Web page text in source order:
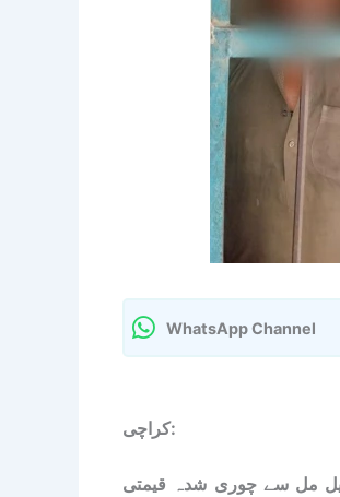
WhatsApp Channel
کراچی:
مل سے چوری شدہ قیمتی